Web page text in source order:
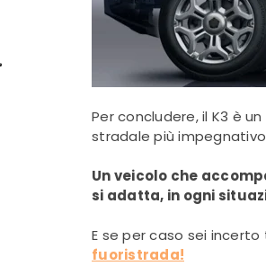
Per concludere, il K3 è
stradale più
Un veicolo che
si adatta, in ogni
E se per caso sei
fuoristrada!